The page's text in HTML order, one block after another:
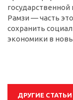
Рамзи — часть
сохранить
экономики в
ДРУГИЕ СТАТЬИ